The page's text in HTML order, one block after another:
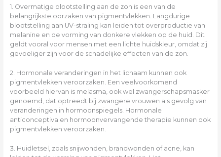
1. Overmatige blootstelling aan de zon is een van de
belangrijkste oorzaken van pigmentvlekken. Langdurige
blootstelling aan UV-straling kan leiden tot overproductie van
melanine en de vorming van donkere vlekken op de huid. Dit
geldt vooral voor mensen met een lichte huidskleur, omdat zij
gevoeliger zijn voor de schadelijke effecten van de zon.
2. Hormonale veranderingen in het lichaam kunnen ook
pigmentvlekken veroorzaken. Een veelvoorkomend
voorbeeld hiervan is melasma, ook wel zwangerschapsmasker
genoemd, dat optreedt bij zwangere vrouwen als gevolg van
veranderingen in hormoonspiegels. Hormonale
anticonceptiva en hormoonvervangende therapie kunnen ook
pigmentvlekken veroorzaken.
3. Huidletsel, zoals snijwonden, brandwonden of acne, kan